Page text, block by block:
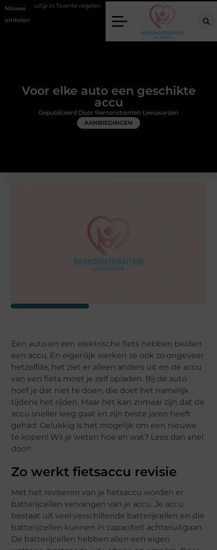
Nieuwe
artikelen
Twente regelen Wat zero-click search betekent voor de
Voor elke auto een geschikte
accu
AANBIEDINGEN
Gepubliceerd Door Remonstranten Leeuwarden
Een auto en een elektrische fiets hebben beiden
een accu. En eigenlijk werken ze ook zo ongeveer
hetzelfde, het ziet er alleen anders uit en de accu
van een fiets moet je zelf opladen. Bij de auto
hoef je dat niet te doen, die doet het namelijk
tijdens het rijden. Maar het kan zomaar zijn dat de
accu sneller leeg gaat en zijn beste jaren heeft
gehad. Gelukkig is het mogelijk om een nieuwe
te kopen! Wil je weten hoe en wat? Lees dan snel
door!
Zo werkt fietsaccu revisie
Met het reviseren van je fietsaccu worden er
batterijcellen vervangen van je accu. Je accu
bestaat uit veel verschillende batterijcellen en die
batterijcellen kunnen in capaciteit achteruitgaan.
De batterijcellen hebben allen een eigen